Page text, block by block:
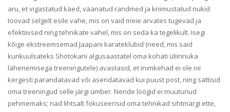
aru, et vigastatud käed, väänatud randmed ja kriimustatud nukid
toovad selgelt esile vahe, mis on vaid meie arvates tugevad ja
efektiivsed ning tehnikate vahel, mis on seda ka tegelikult. Isegi
kõige ekstreemsemad Jaapani karateklubid (need, mis said
kurikuulsateks Shotokani algusaastatel oma kohati üliinnuka
lähenemisega treeningutele) avastasid, et inimkehad ei ole nii
kergesti parandatavad või asendatavad kui puust post, ning sättisid
oma treeningud selle järgi ümber. Nende löögid ei muutunud
pehmemaks; nad lihtsalt fokuseerisid oma tehnikad sihtmärgi ette,